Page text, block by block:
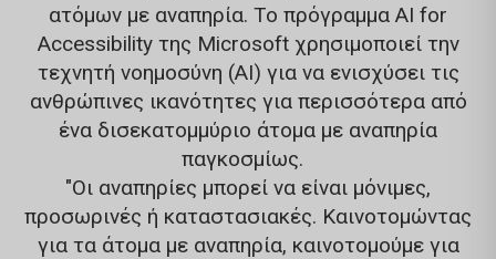
ατόμων με αναπηρία. Το πρόγραμμα AI for
Accessibility της Microsoft χρησιμοποιεί την
τεχνητή νοημοσύνη (AI) για να ενισχύσει τις
ανθρώπινες ικανότητες για περισσότερα από
ένα δισεκατομμύριο άτομα με αναπηρία
παγκοσμίως.
"Οι αναπηρίες μπορεί να είναι μόνιμες,
προσωρινές ή καταστασιακές. Καινοτομώντας
για τα άτομα με αναπηρία, καινοτομούμε για